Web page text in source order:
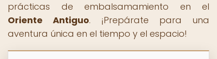
prácticas de embalsamamiento en el
Oriente Antiguo. ¡Prepárate para una
aventura única en el tiempo y el espacio!